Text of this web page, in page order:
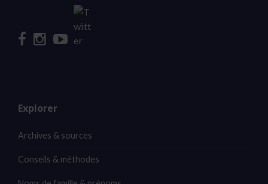
Explorer
Archives & sources
Conseils & méthodes